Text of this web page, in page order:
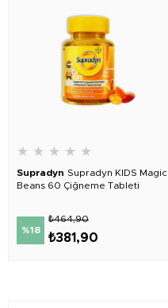
★ ★ ★ ★ ★
Supradyn Supradyn KIDS Magic
Beans 60 Çiğneme Tableti
%18
₺381,90
₺464,90